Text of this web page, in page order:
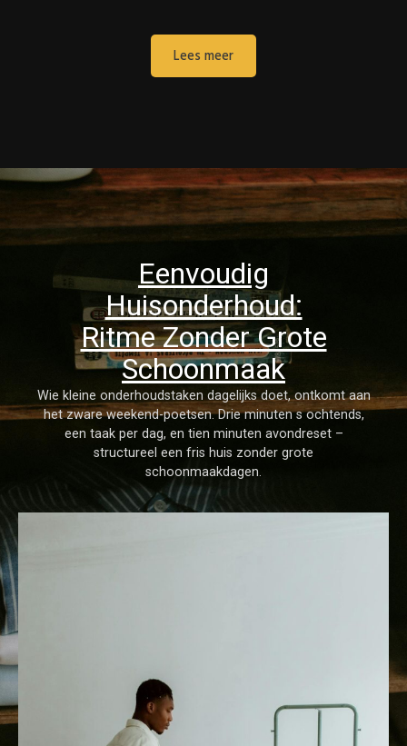
Lees meer
Eenvoudig
Huisonderhoud:
Ritme Zonder Grote
Schoonmaak
Wie kleine onderhoudstaken dagelijks doet, ontkomt aan
het zware weekend-poetsen. Drie minuten s ochtends,
een taak per dag, en tien minuten avondreset –
structureel een fris huis zonder grote
schoonmaakdagen.